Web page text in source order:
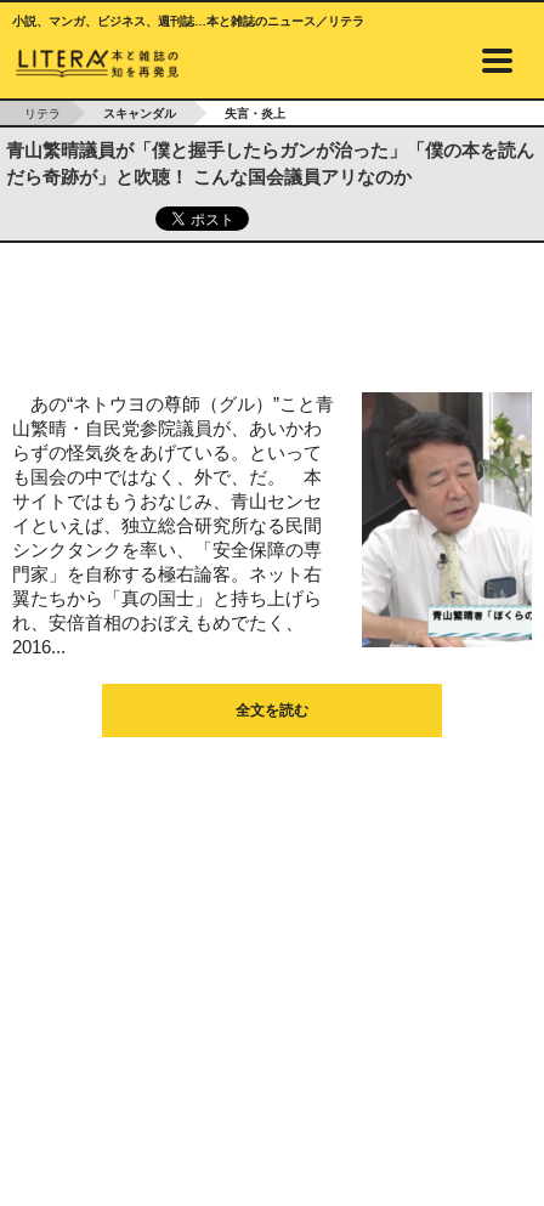
小説、マンガ、ビジネス、週刊誌…本と雑誌のニュース／リテラ
リテラ スキャンダル 失言・炎上
青山繁晴議員が「僕と握手したらガンが治った」「僕の本を読ん
だら奇跡が」と吹聴！ こんな国会議員アリなのか
あの“ネトウヨの尊師（グル）”こと青
山繁晴・自民党参院議員が、あいかわ
らずの怪気炎をあげている。といって
も国会の中ではなく、外で、だ。 本
サイトではもうおなじみ、青山センセ
イといえば、独立総合研究所なる民間
シンクタンクを率い、「安全保障の専
門家」を自称する極右論客。ネット右
翼たちから「真の国士」と持ち上げら
れ、安倍首相のおぼえもめでたく、
2016...
全文を読む